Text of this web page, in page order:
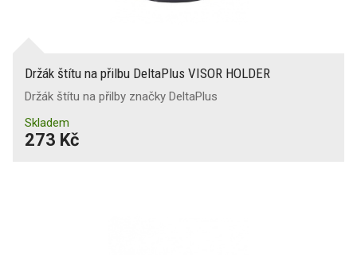
Držák štítu na přilbu DeltaPlus VISOR HOLDER
Držák štítu na přilby značky DeltaPlus
Skladem
273 Kč